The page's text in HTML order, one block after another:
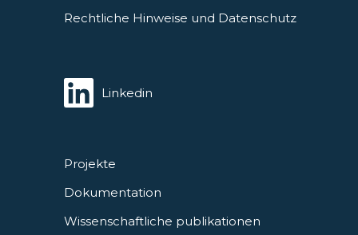
Projekte
Dokumentation
Wissenschaftliche publikationen
Rechtliche Hinweise und Datenschutz
Linkedin